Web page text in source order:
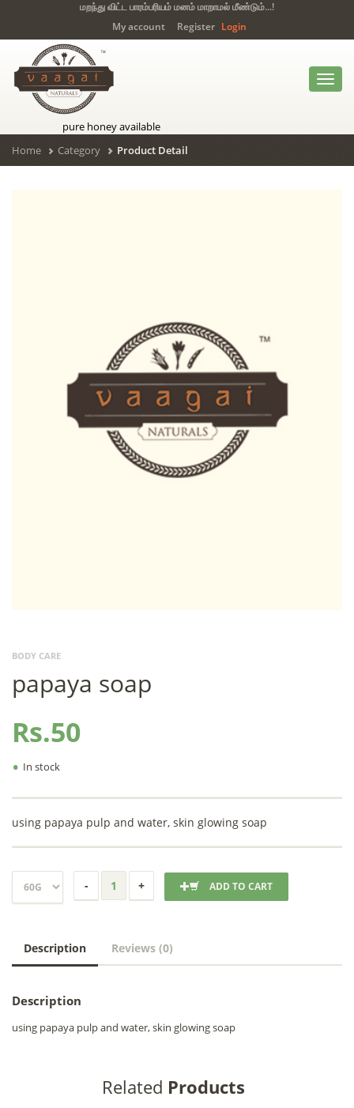
மறந்து விட்ட பாரம்பரியம் மனம் மாறாமல் மீண்டும்...!
My account
Register Login
pure honey available
Home
Category Product Detail
BODY CARE
papaya soap
Rs.50
• In stock
using papaya pulp and water, skin glowing soap
ADD TO CART
Description Reviews (0)
Description
using papaya pulp and water, skin glowing soap
Related Products